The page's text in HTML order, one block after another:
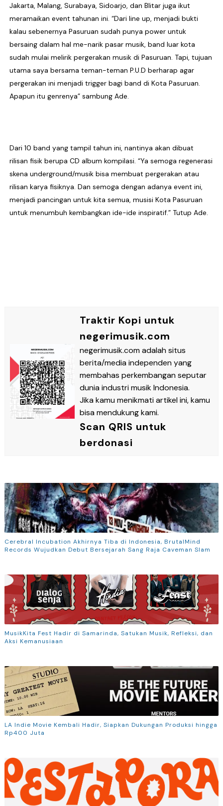
Jakarta, Malang, Surabaya, Sidoarjo, dan Blitar juga ikut
meramaikan event tahunan ini. “Dari line up, menjadi bukti
kalau sebenernya Pasuruan sudah punya power untuk
bersaing dalam hal me-narik pasar musik, band luar kota
sudah mulai melirik pergerakan musik di Pasuruan. Tapi, tujuan
utama saya bersama teman-teman P.U.D berharap agar
pergerakan ini menjadi trigger bagi band di Kota Pasuruan.
Apapun itu genrenya” sambung Ade.
Dari 10 band yang tampil tahun ini, nantinya akan dibuat
rilisan fisik berupa CD album kompilasi. “Ya semoga regenerasi
skena underground/musik bisa membuat pergerakan atau
rilisan karya fisiknya. Dan semoga dengan adanya event ini,
menjadi pancingan untuk kita semua, musisi Kota Pasuruan
untuk menumbuh kembangkan ide-ide inspiratif.” Tutup Ade.
Traktir Kopi untuk
negerimusik.com
negerimusik.com adalah situs
berita/media independen yang
membahas perkembangan seputar
dunia industri musik Indonesia.
Jika kamu menikmati artikel ini, kamu
bisa mendukung kami.
Scan QRIS untuk
berdonasi
Cerebral Incubation Akhirnya Tiba di Indonesia, BrutalMind
Records Wujudkan Debut Bersejarah Sang Raja Caveman Slam
MusikKita Fest Hadir di Samarinda, Satukan Musik, Refleksi, dan
Aksi Kemanusiaan
LA Indie Movie Kembali Hadir, Siapkan Dukungan Produksi hingga
Rp400 Juta